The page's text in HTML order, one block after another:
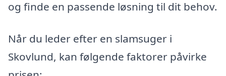
og finde en passende løsning til dit behov.
Når du leder efter en slamsuger i
Skovlund, kan følgende faktorer påvirke